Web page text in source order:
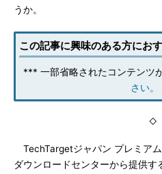
うか。
この記事に興味のある方にお
*** 一部省略されたコンテンツ
さい。
◇
TechTargetジャパン プレミア
ダウンロードセンターから提供す